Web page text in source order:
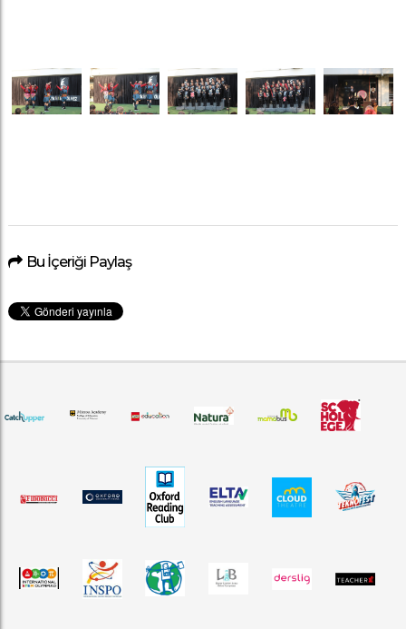
Bu İçeriği Paylaş